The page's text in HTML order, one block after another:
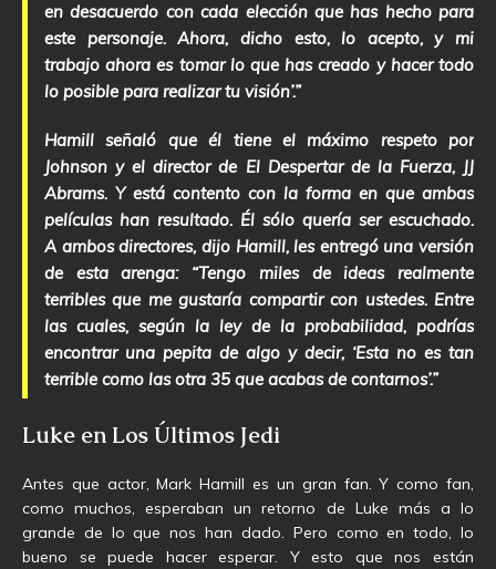
en desacuerdo con cada elección que has hecho para
este personaje. Ahora, dicho esto, lo acepto, y mi
trabajo ahora es tomar lo que has creado y hacer todo
lo posible para realizar tu visión’.”
Hamill señaló que él tiene el máximo respeto por
Johnson y el director de El Despertar de la Fuerza, JJ
Abrams. Y está contento con la forma en que ambas
películas han resultado. Él sólo quería ser escuchado.
A ambos directores, dijo Hamill, les entregó una versión
de esta arenga: “Tengo miles de ideas realmente
terribles que me gustaría compartir con ustedes. Entre
las cuales, según la ley de la probabilidad, podrías
encontrar una pepita de algo y decir, ‘Esta no es tan
terrible como las otra 35 que acabas de contarnos’.”
Luke en Los Últimos Jedi
Antes que actor, Mark Hamill es un gran fan. Y como fan,
como muchos, esperaban un retorno de Luke más a lo
grande de lo que nos han dado. Pero como en todo, lo
bueno se puede hacer esperar. Y esto que nos están